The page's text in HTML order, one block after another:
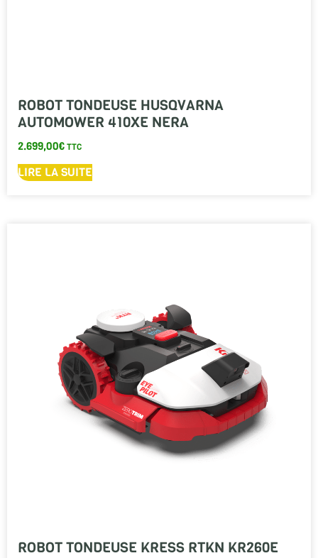
ROBOT TONDEUSE HUSQVARNA
AUTOMOWER 410XE NERA
2.699,00€TTC
LIRE LA SUITE
ROBOT TONDEUSE KRESS RTKN KR260E